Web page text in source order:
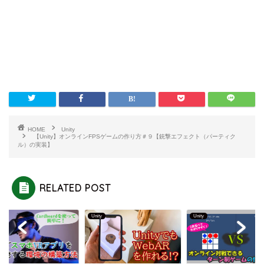
HOME
Unity
【Unity】オンラインFPSゲームの作り方＃９【銃撃エフェクト（パーティク
ル）の実装】
RELATED POST
Unity Unity